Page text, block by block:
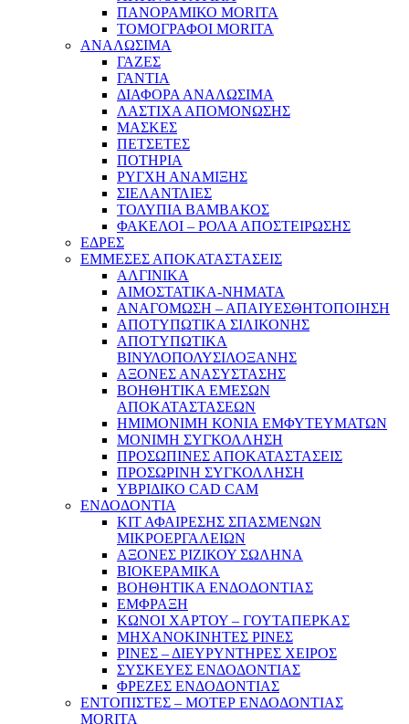
ΠΑΝΟΡΑΜΙΚΟ MORITA
ΤΟΜΟΓΡΑΦΟΙ MORITA
ΑΝΑΛΩΣΙΜΑ
ΓΑΖΕΣ
ΓΑΝΤΙΑ
ΔΙΑΦΟΡΑ ΑΝΑΛΩΣΙΜΑ
ΛΑΣΤΙΧΑ ΑΠΟΜΟΝΩΣΗΣ
ΜΑΣΚΕΣ
ΠΕΤΣΕΤΕΣ
ΠΟΤΗΡΙΑ
ΡΥΓΧΗ ΑΝΑΜΙΞΗΣ
ΣΙΕΛΑΝΤΛΙΕΣ
ΤΟΛΥΠΙΑ ΒΑΜΒΑΚΟΣ
ΦΑΚΕΛΟΙ – ΡΟΛΑ ΑΠΟΣΤΕΙΡΩΣΗΣ
ΕΔΡΕΣ
ΕΜΜΕΣΕΣ ΑΠΟΚΑΤΑΣΤΑΣΕΙΣ
ΑΛΓΙΝΙΚΑ
ΑΙΜΟΣΤΑΤΙΚΑ-ΝΗΜΑΤΑ
ΑΝΑΓΟΜΩΣΗ – ΑΠΑΙΥΕΣΘΗΤΟΠΟΙΗΣΗ
ΑΠΟΤΥΠΩΤΙΚΑ ΣΙΛΙΚΟΝΗΣ
ΑΠΟΤΥΠΩΤΙΚΑ
ΒΙΝΥΛΟΠΟΛΥΣΙΛΟΞΑΝΗΣ
ΑΞΟΝΕΣ ΑΝΑΣΥΣΤΑΣΗΣ
ΒΟΗΘΗΤΙΚΑ ΕΜΕΣΩΝ
ΑΠΟΚΑΤΑΣΤΑΣΕΩΝ
ΗΜΙΜΟΝΙΜΗ ΚΟΝΙΑ ΕΜΦΥΤΕΥΜΑΤΩΝ
ΜΟΝΙΜΗ ΣΥΓΚΟΛΛΗΣΗ
ΠΡΟΣΩΠΙΝΕΣ ΑΠΟΚΑΤΑΣΤΑΣΕΙΣ
ΠΡΟΣΩΡΙΝΗ ΣΥΓΚΟΛΛΗΣΗ
ΥΒΡΙΔΙΚΟ CAD CAM
ΕΝΔΟΔΟΝΤΙΑ
ΚΙΤ ΑΦΑΙΡΕΣΗΣ ΣΠΑΣΜΕΝΩΝ
ΜΙΚΡΟΕΡΓΑΛΕΙΩΝ
ΑΞΟΝΕΣ ΡΙΖΙΚΟΥ ΣΩΛΗΝΑ
ΒΙΟΚΕΡΑΜΙΚΑ
ΒΟΗΘΗΤΙΚΑ ΕΝΔΟΔΟΝΤΙΑΣ
ΕΜΦΡΑΞΗ
ΚΩΝΟΙ ΧΑΡΤΟΥ – ΓΟΥΤΑΠΕΡΚΑΣ
ΜΗΧΑΝΟΚΙΝΗΤΕΣ ΡΙΝΕΣ
ΡΙΝΕΣ – ΔΙΕΥΡΥΝΤΗΡΕΣ ΧΕΙΡΟΣ
ΣΥΣΚΕΥΕΣ ΕΝΔΟΔΟΝΤΙΑΣ
ΦΡΕΖΕΣ ΕΝΔΟΔΟΝΤΙΑΣ
ΕΝΤΟΠΙΣΤΕΣ – ΜΟΤΕΡ ΕΝΔΟΔΟΝΤΙΑΣ
MORITA